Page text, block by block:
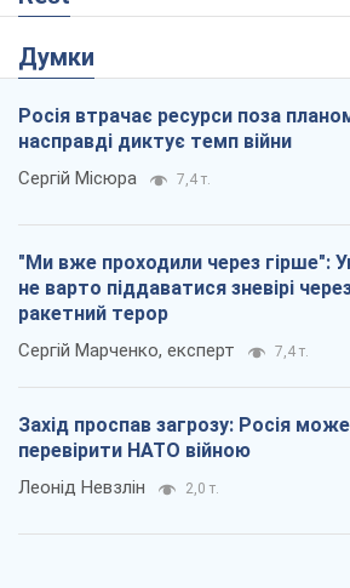
Думки
Росія втрачає ресурси поза
насправді диктує темп війни
Сергій Місюра 7,4 т.
"Ми вже проходили через гірше":
не варто піддаватися зневірі
ракетний терор
Сергій Марченко, експерт 7,4 т.
Захід проспав загрозу: Росія може
перевірити НАТО війною
Леонід Невзлін 2,0 т.